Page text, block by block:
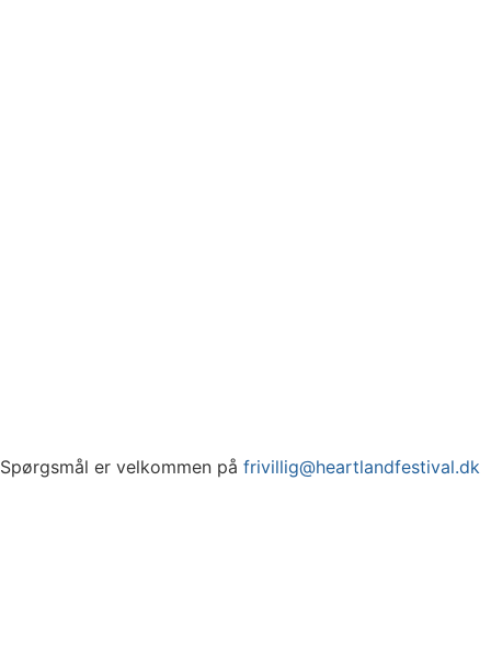
Spørgsmål er velkommen på frivillig@heartlandfestival.dk